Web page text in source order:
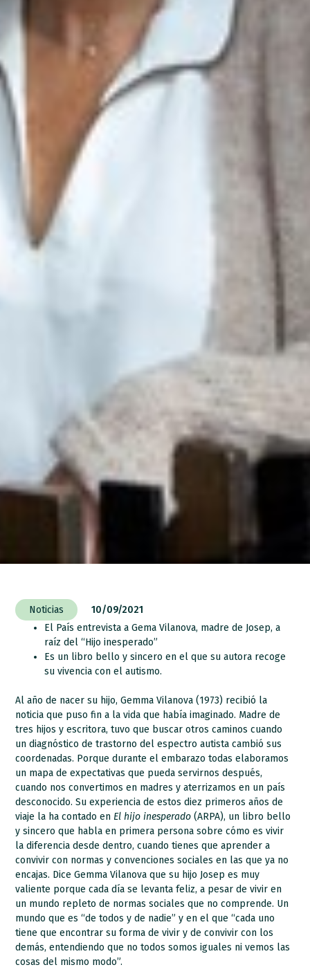
Noticias
10/09/2021
El País entrevista a Gema Vilanova, madre de Josep, a
raíz del “Hijo inesperado”
Es un libro bello y sincero en el que su autora recoge
su vivencia con el autismo.
Al año de nacer su hijo, Gemma Vilanova (1973) recibió la
noticia que puso fin a la vida que había imaginado. Madre de
tres hijos y escritora, tuvo que buscar otros caminos cuando
un diagnóstico de trastorno del espectro autista cambió sus
coordenadas. Porque durante el embarazo todas elaboramos
un mapa de expectativas que pueda servirnos después,
cuando nos convertimos en madres y aterrizamos en un país
desconocido. Su experiencia de estos diez primeros años de
viaje la ha contado en El hijo inesperado (ARPA), un libro bello
y sincero que habla en primera persona sobre cómo es vivir
la diferencia desde dentro, cuando tienes que aprender a
convivir con normas y convenciones sociales en las que ya no
encajas. Dice Gemma Vilanova que su hijo Josep es muy
valiente porque cada día se levanta feliz, a pesar de vivir en
un mundo repleto de normas sociales que no comprende. Un
mundo que es “de todos y de nadie” y en el que “cada uno
tiene que encontrar su forma de vivir y de convivir con los
demás, entendiendo que no todos somos iguales ni vemos las
cosas del mismo modo”.